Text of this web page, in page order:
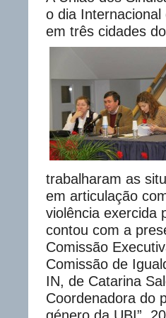
o dia
em três cidades
trabalharam as
em articulação
violência exercida
contou com a
Comissão
Comissão de
IN, de Catarina
Coordenadora do